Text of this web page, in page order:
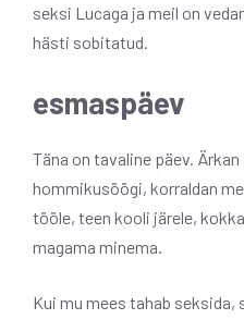
seksi Lucaga ja meil on
hästi sobitatud.
esmaspäev
Täna on tavaline päev.
hommikusöögi, korraldan
tööle, teen kooli järele,
magama minema.
Kui mu mees tahab seksida,